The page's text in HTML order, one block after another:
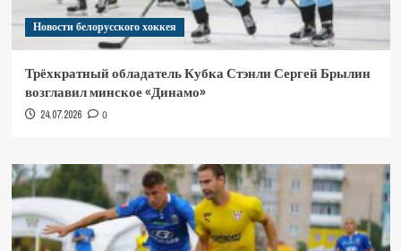
Новости белорусского хоккея
Трёхкратный обладатель Кубка Стэнли Сергей Брылин
возглавил минское «Динамо»
24.07.2026 0